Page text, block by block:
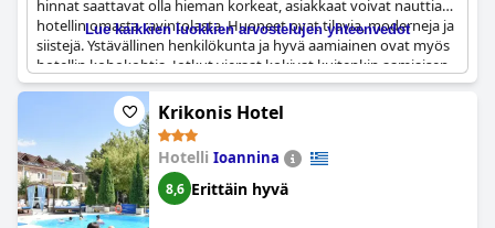
hinnat saattavat olla hieman korkeat, asiakkaat voivat nauttia
hotellin omasta ravintolasta. Huoneet ovat tilavia, moderneja ja
siistejä. Ystävällinen henkilökunta ja hyvä aamiainen ovat myös
hotellin kohokohtia. Jotkut vieraat kokivat kuitenkin aamiaisen
puutteelliseksi, sillä kaikki tuotteet eivät olleet tuoreita. Lisäksi
joissakin käytävissä ei ollut ilmastointia matkalla huoneisiin.
Kaiken kaikkiaan Hotel Ilianatarjoaa mukavan oleskelun
muutamilla pienillä heikkouksilla.
Lue kaikkien luokkien arvostelujen yhteenvedot
Krikonis Hotel
Hotelli Ioannina
8,6 Erittäin hyvä